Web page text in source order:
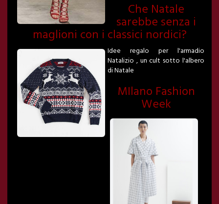
Che Natale
sarebbe senza i
maglioni con i classici nordici?
Idee regalo per l'armadio
Natalizio , un cult sotto l'albero
di Natale
MIlano Fashion
Week